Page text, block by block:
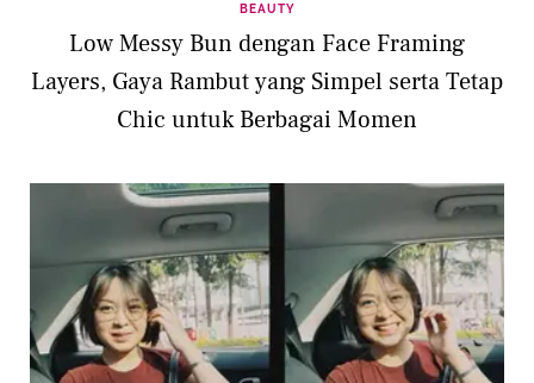
BEAUTY
Low Messy Bun dengan Face Framing
Layers, Gaya Rambut yang Simpel serta Tetap
Chic untuk Berbagai Momen